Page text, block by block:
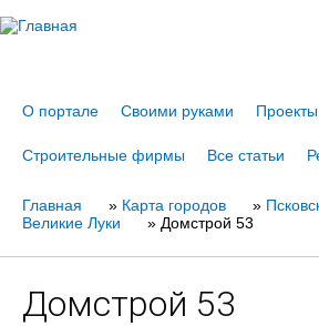
О портале Своими руками Проекты
Строительные фирмы Все статьи
Вы
Главная » Карта городов »
Великие Луки
» Домстрой 53
Домстрой 53